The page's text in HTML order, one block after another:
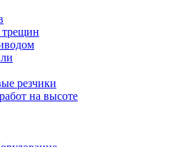
трещин
резчики
на высоте